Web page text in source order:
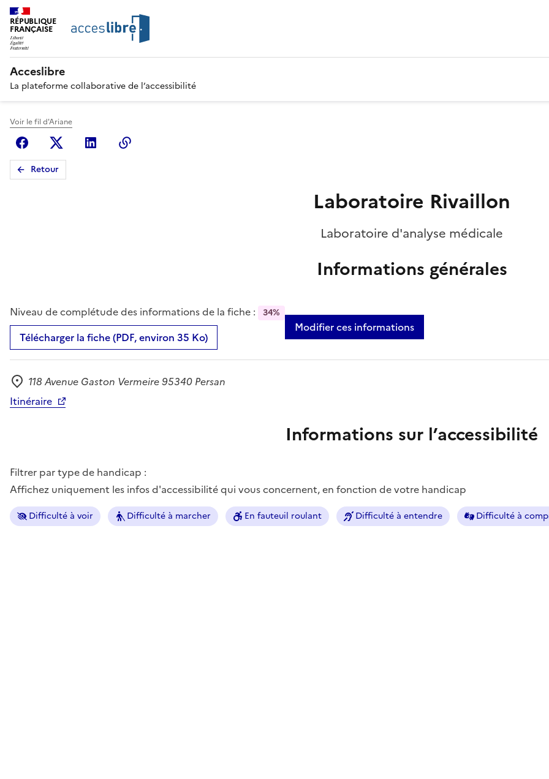
RÉPUBLIQUE
FRANÇAISE
Acceslibre
La plateforme collaborative de l’accessibilité
Voir le fil d'Ariane
FacebookX (anciennement Twitter)
Linkedin
Retour
Laboratoire Rivaillon
Laboratoire d'analyse médicale
Informations générales
Niveau de complétude des informations de la fiche : 34%
Télécharger la fiche (PDF, environ 35 Ko)
Modifier ces informations
Adresse
118 Avenue Gaston Vermeire 95340 Persan
Itinéraire
Informations sur l’accessibilité
Filtrer par type de handicap :
Affichez uniquement les infos d'accessibilité qui vous concernent, en fonction de votre handicap
Difficulté à voir Difficulté à marcher En fauteuil roulant Difficulté à entendre Difficulté à